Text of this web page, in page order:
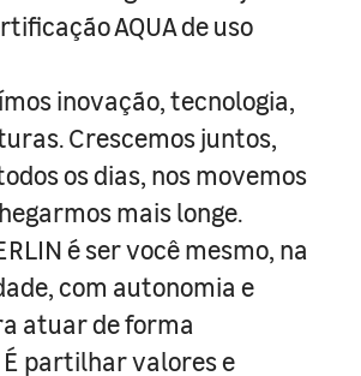
AQUA de uso
inovação, tecnologia,
Crescemos juntos,
os dias, nos movemos
mais longe.
é ser você mesmo, na
com autonomia e
atuar de forma
partilhar valores e